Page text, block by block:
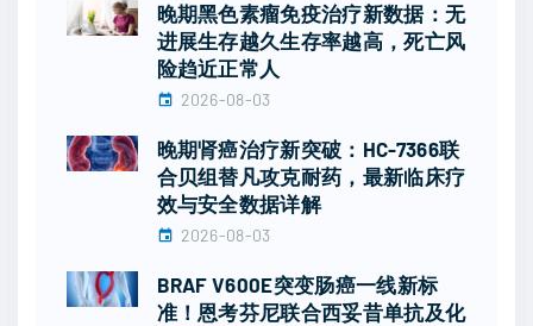
晚期黑色素瘤免疫治疗新数据：无
进展生存越久生存率越高，死亡风
险趋近正常人
2026-08-03
晚期肾癌治疗新突破：HC-7366联
合贝组替凡攻克耐药，最新临床疗
效与安全数据详解
2026-08-03
BRAF V600E突变肠癌一线新标
准！恩考芬尼联合西妥昔单抗及化